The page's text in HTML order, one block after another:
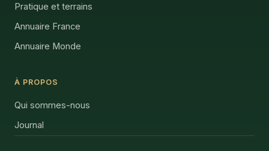
Pratique et terrains
Annuaire France
Annuaire Monde
À PROPOS
Qui sommes-nous
Journal